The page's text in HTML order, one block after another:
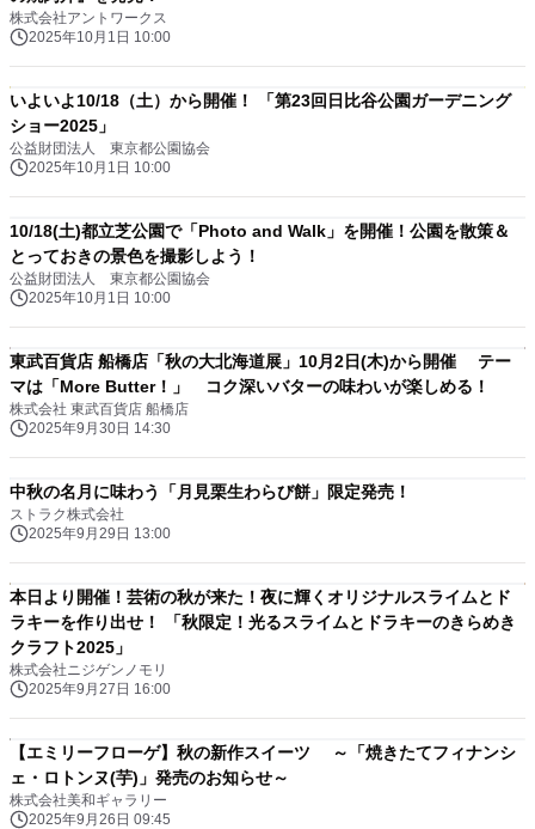
株式会社アントワークス
2025年10月1日 10:00
いよいよ10/18（土）から開催！ 「第23回日比谷公園ガーデニング
ショー2025」
公益財団法人 東京都公園協会
2025年10月1日 10:00
10/18(土)都立芝公園で「Photo and Walk」を開催！公園を散策＆
とっておきの景色を撮影しよう！
公益財団法人 東京都公園協会
2025年10月1日 10:00
東武百貨店 船橋店「秋の大北海道展」10月2日(木)から開催 テー
マは「More Butter！」 コク深いバターの味わいが楽しめる！
株式会社 東武百貨店 船橋店
2025年9月30日 14:30
中秋の名月に味わう「月見栗生わらび餅」限定発売！
ストラク株式会社
2025年9月29日 13:00
本日より開催！芸術の秋が来た！夜に輝くオリジナルスライムとド
ラキーを作り出せ！ 「秋限定！光るスライムとドラキーのきらめき
クラフト2025」
株式会社ニジゲンノモリ
2025年9月27日 16:00
【エミリーフローゲ】秋の新作スイーツ ～「焼きたてフィナンシ
ェ・ロトンヌ(芋)」発売のお知らせ～
株式会社美和ギャラリー
2025年9月26日 09:45